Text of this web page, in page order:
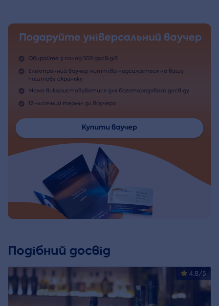
Подаруйте універсальний ваучер
Обирайте з понад 500 досвідів
Електронний ваучер миттєво надсилається на вашу
поштову скриньку
Може використовуватися для багаторазового досвіду
12-місячний термін дії ваучера
Купити ваучер
Подібний досвід
4.8/5